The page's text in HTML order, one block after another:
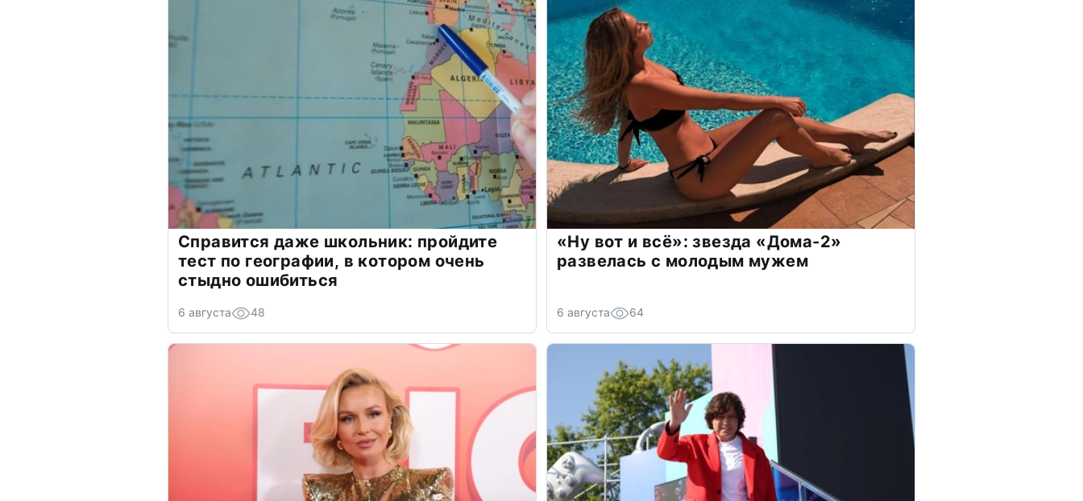
Справится даже школьник: пройдите
тест по географии, в котором очень
стыдно ошибиться
6 августа 48
«Ну вот и всё»: звезда «Дома-2»
развелась с молодым мужем
6 августа 64